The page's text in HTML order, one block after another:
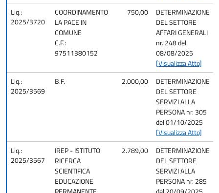
Liq.:
2025/3720
COORDINAMENTO
LA PACE IN
COMUNE
C.F.:
97511380152
750,00
DETERMINAZIONE
DEL SETTORE
AFFARI GENERALI
nr. 248 del
08/08/2025
[Visualizza Atto]
Liq.:
2025/3569
B.F. 2.000,00
DETERMINAZIONE
DEL SETTORE
SERVIZI ALLA
PERSONA nr. 305
del 01/10/2025
[Visualizza Atto]
Liq.:
2025/3567
IREP - ISTITUTO
RICERCA
SCIENTIFICA
EDUCAZIONE
2.789,00
DETERMINAZIONE
DEL SETTORE
SERVIZI ALLA
PERSONA nr. 285